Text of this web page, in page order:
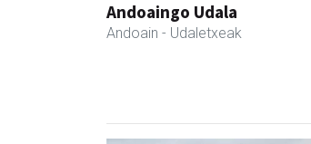
Andoaingo Udala
Andoain - Udaletxeak